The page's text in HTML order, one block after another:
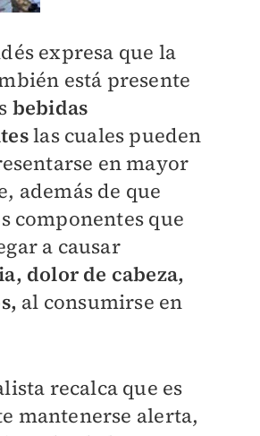
expresa que la
está presente
bebidas
las cuales pueden
en mayor
además de que
componentes que
a causar
dolor de cabeza,
al consumirse en
recalca que es
mantenerse alerta,